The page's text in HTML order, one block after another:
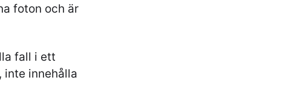
foton och är
fall i ett
inte innehålla